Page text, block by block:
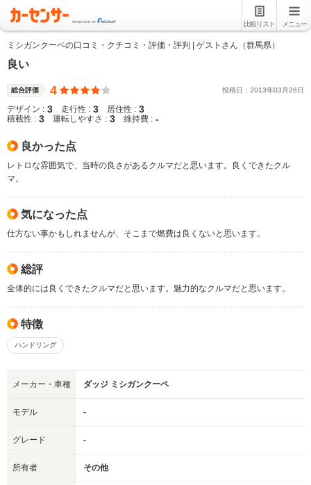
比較リスト メニュー
ミシガンクーペの口コミ・クチコミ・評価・評判 | ゲストさん（群馬県）
良い
総合評価 4 投稿日： 2013年03 月26日
デザイン : 3 走行性 : 3 居住性 : 3
積載性 : 3 運転しやすさ : 3 維持費 : -
良かった点
レトロな雰囲気で、当時の良さがあるクルマだと思います。良くできたクル
マ。
気になった点
仕方ない事かもしれませんが、そこまで燃費は良くないと思います。
総評
全体的には良くできたクルマだと思います。魅力的なクルマだと思います。
特徴
ハンドリング
メーカー・車種 ダッジ ミシガンクーペ
モデル -
グレード -
所有者 その他